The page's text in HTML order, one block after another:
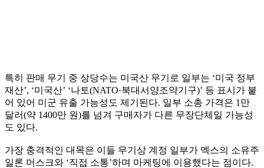
특히 판매 무기 중 상당수는 미국산 무기로 일부는 ‘미국 정부
재산’, ‘미국산’ ‘나토(NATO·북대서양조약기구)’ 등 표시가 붙
어 있어 미군 유출 가능성도 제기된다. 일부 소총 가격은 1만
달러(약 1400만 원)를 넘겨 구매자가 다른 무장단체일 가능성
도 있다.
가장 충격적인 대목은 이들 무기상 계정 일부가 엑스의 소유주
일론 머스크와 ‘직접 소통’하며 마케팅에 이용했다는 점이다.